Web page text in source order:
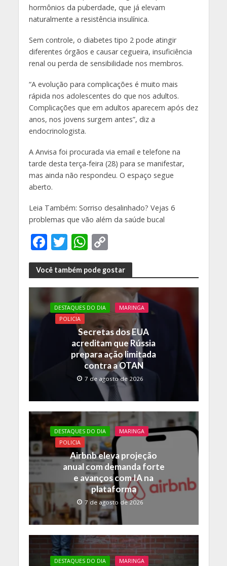
hormônios da puberdade, que já elevam
naturalmente a resistência insulínica.
Sem controle, o diabetes tipo 2 pode atingir
diferentes órgãos e causar cegueira, insuficiência
renal ou perda de sensibilidade nos membros.
“A evolução para complicações é muito mais
rápida nos adolescentes do que nos adultos.
Complicações que em adultos aparecem após dez
anos, nos jovens surgem antes”, diz a
endocrinologista.
A Anvisa foi procurada via email e telefone na
tarde desta terça-feira (28) para se manifestar,
mas ainda não respondeu. O espaço segue
aberto.
Leia Também: Sorriso desalinhado? Vejas 6
problemas que vão além da saúde bucal
F
ac
e
b
o
o
T
w
itt
er
W
h
at
s
A
p
p
C
o
p
y
Li
n
k
Você também pode gostar
DESTAQUES DO DIA
MARINGA
POLICIA
Secretas dos EUA
acreditam que Rússia
prepara ação limitada
contra a OTAN
7 de agosto de 2026
DESTAQUES DO DIA
MARINGA
POLICIA
Airbnb eleva projeção
anual com demanda forte
e avanços com IA na
plataforma
7 de agosto de 2026
DESTAQUES DO DIA
MARINGA